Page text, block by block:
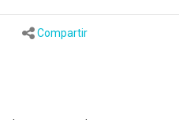
Compartir